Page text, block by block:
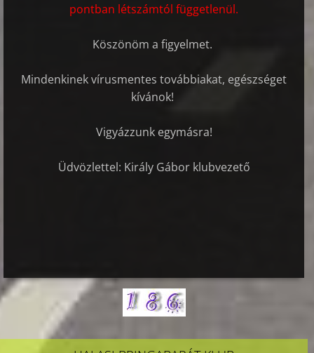
pontban létszámtól függetlenül.
Köszönöm a figyelmet.
Mindenkinek vírusmentes továbbiakat, egészséget
kívánok!
Vigyázzunk egymásra!
Üdvözlettel: Király Gábor klubvezető